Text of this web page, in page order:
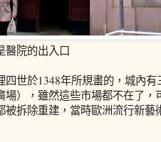
醫院的出入口
四世於1348年所規畫的，城內
場），雖然這些市場都不在了
被拆除重建，當時歐洲流行新